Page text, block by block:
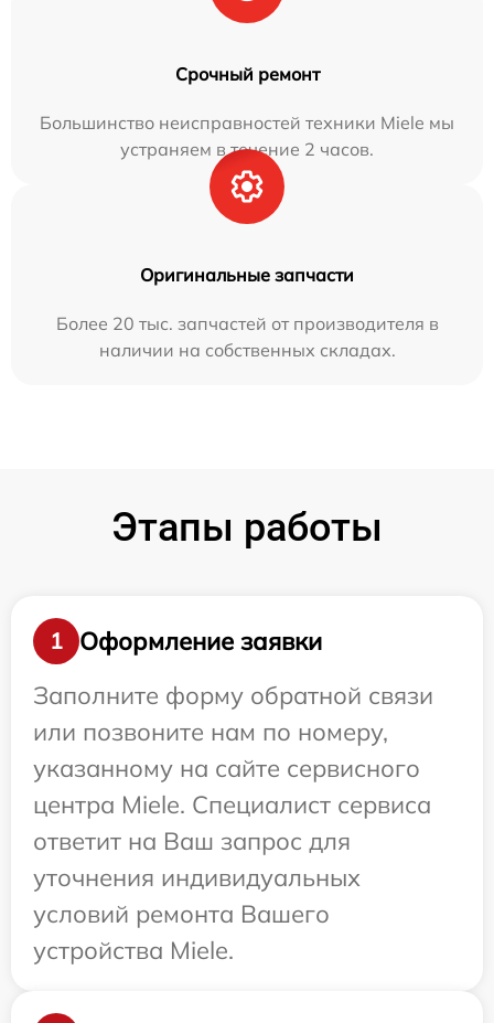
Срочный ремонт
Большинство неисправностей техники Miele мы
устраняем в течение 2 часов.
Оригинальные запчасти
Более 20 тыс. запчастей от производителя в
наличии на собственных складах.
Этапы работы
1
Оформление заявки
Заполните форму обратной связи
или позвоните нам по номеру,
указанному на сайте сервисного
центра Miele. Специалист сервиса
ответит на Ваш запрос для
уточнения индивидуальных
условий ремонта Вашего
устройства Miele.